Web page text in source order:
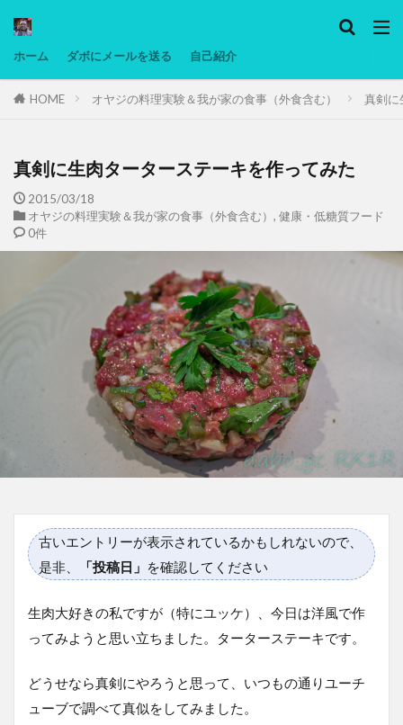
ホーム ダボにメールを送る 自己紹介
HOME オヤジの料理実験＆我が家の食事（外食含む） 真剣に
真剣に生肉ターターステーキを作ってみた
2015/03/18
オヤジの料理実験＆我が家の食事（外食含む） , 健康・低糖質フード
0件
古いエントリーが表示されているかもしれないので、
是非、
「投稿日」 を確認してください
生肉大好きの私ですが（特にユッケ）、今日は洋風で作
ってみようと思い立ちました。ターターステーキです。
どうせなら真剣にやろうと思って、いつもの通りユーチ
ューブで調べて真似をしてみました。
タグ
低温調理・スロークッカー
低糖質ダイエット